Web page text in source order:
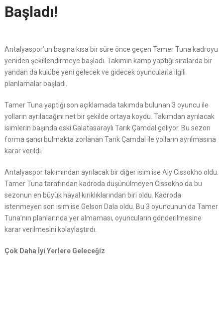
Başladı!
Antalyaspor’un başına kısa bir süre önce geçen Tamer Tuna kadroyu
yeniden şekillendirmeye başladı. Takımın kamp yaptığı sıralarda bir
yandan da kulübe yeni gelecek ve gidecek oyuncularla ilgili
planlamalar başladı.
Tamer Tuna yaptığı son açıklamada takımda bulunan 3 oyuncu ile
yolların ayrılacağını net bir şekilde ortaya koydu. Takımdan ayrılacak
isimlerin başında eski Galatasaraylı Tarık Çamdal geliyor. Bu sezon
forma şansı bulmakta zorlanan Tarık Çamdal ile yolların ayrılmasına
karar verildi.
Antalyaspor takımından ayrılacak bir diğer isim ise Aly Cissokho oldu.
Tamer Tuna tarafından kadroda düşünülmeyen Cissokho da bu
sezonun en büyük hayal kırıklıklarından biri oldu. Kadroda
istenmeyen son isim ise Gelson Dala oldu. Bu 3 oyuncunun da Tamer
Tuna’nın planlarında yer almaması, oyuncuların gönderilmesine
karar verilmesini kolaylaştırdı.
Çok Daha İyi Yerlere Geleceğiz